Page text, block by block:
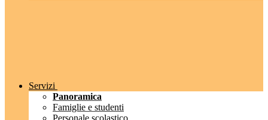
Servizi
Panoramica
Famiglie e studenti